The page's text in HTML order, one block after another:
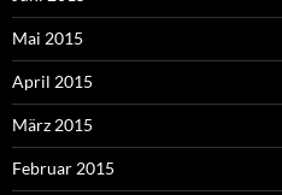
Mai 2015
April 2015
März 2015
Februar 2015